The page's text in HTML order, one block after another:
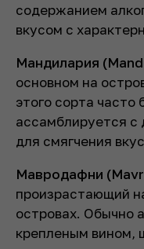
содержанием
вкусом с
Мандилария
основном на
этого сорта часто
ассамблируется с
для смягчения
Мавродафни
произрастающий
островах. Обычно
крепленым вином,